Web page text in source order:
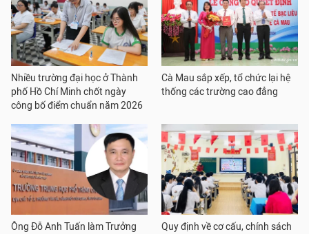
Nhiều trường đại học ở Thành
phố Hồ Chí Minh chốt ngày
công bố điểm chuẩn năm 2026
Cà Mau sắp xếp, tổ chức lại hệ
thống các trường cao đẳng
Ông Đỗ Anh Tuấn làm Trưởng
Quy định về cơ cấu, chính sách